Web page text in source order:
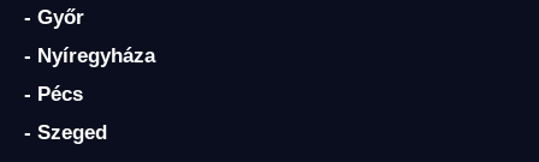
- Győr
- Nyíregyháza
- Pécs
- Szeged